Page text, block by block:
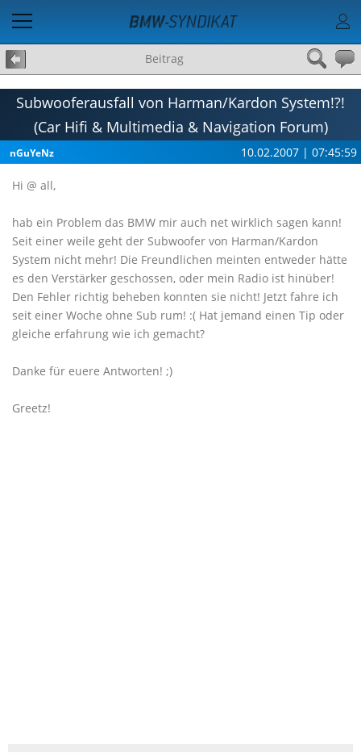
Beitrag
Subwooferausfall von Harman/Kardon System!?!
(Car Hifi & Multimedia & Navigation Forum)
nGuYeNz 10.02.2007 | 07:45:59
Hi @ all,
hab ein Problem das BMW mir auch net wirklich sagen kann!
Seit einer weile geht der Subwoofer von Harman/Kardon
System nicht mehr! Die Freundlichen meinten entweder hätte
es den Verstärker geschossen, oder mein Radio ist hinüber!
Den Fehler richtig beheben konnten sie nicht! Jetzt fahre ich
seit einer Woche ohne Sub rum! :( Hat jemand einen Tip oder
gleiche erfahrung wie ich gemacht?
Danke für euere Antworten! ;)
Greetz!